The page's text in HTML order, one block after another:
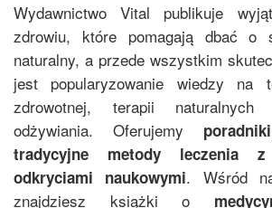
Wydawnictwo Vital publikuje
zdrowiu, które pomagają dbać o
naturalny, a przede wszystkim
jest popularyzowanie wiedzy na
zdrowotnej, terapii naturalnych
odżywiania. Oferujemy
tradycyjne metody leczenia z
odkryciami naukowymi. Wśród
znajdziesz książki o